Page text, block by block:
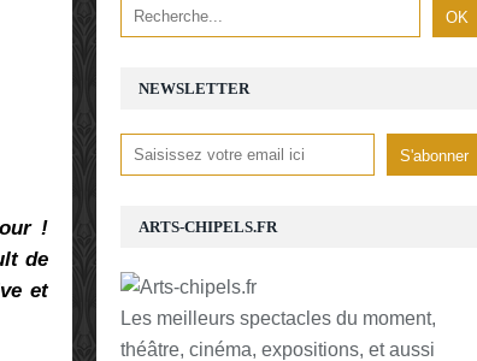
!
de
et
NEWSLETTER
ARTS-CHIPELS.FR
Les meilleurs spectacles du moment,
théâtre, cinéma, expositions, et aussi